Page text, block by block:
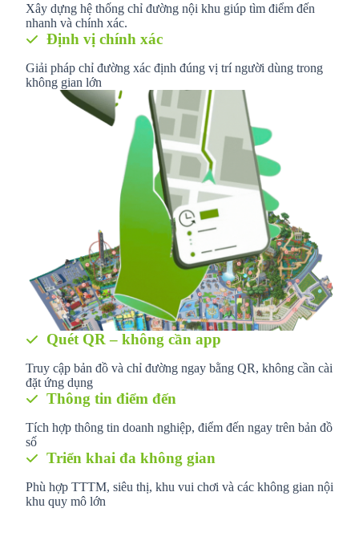
Xây dựng hệ thống chỉ đường nội khu giúp tìm điểm đến
nhanh và chính xác.
Định vị chính xác
Giải pháp chỉ đường xác định đúng vị trí người dùng trong
không gian lớn
Quét QR – không cần app
Truy cập bản đồ và chỉ đường ngay bằng QR, không cần cài
đặt ứng dụng
Thông tin điểm đến
Tích hợp thông tin doanh nghiệp, điểm đến ngay trên bản đồ
số
Triển khai đa không gian
Phù hợp TTTM, siêu thị, khu vui chơi và các không gian nội
khu quy mô lớn